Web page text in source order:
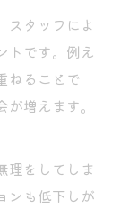
状況とは
援B型のコ
すい理由
を見つけ
の魅力と
スタッフによ
トです。例え
ねることで
増えます。
理をしてしま
ンも低下しが